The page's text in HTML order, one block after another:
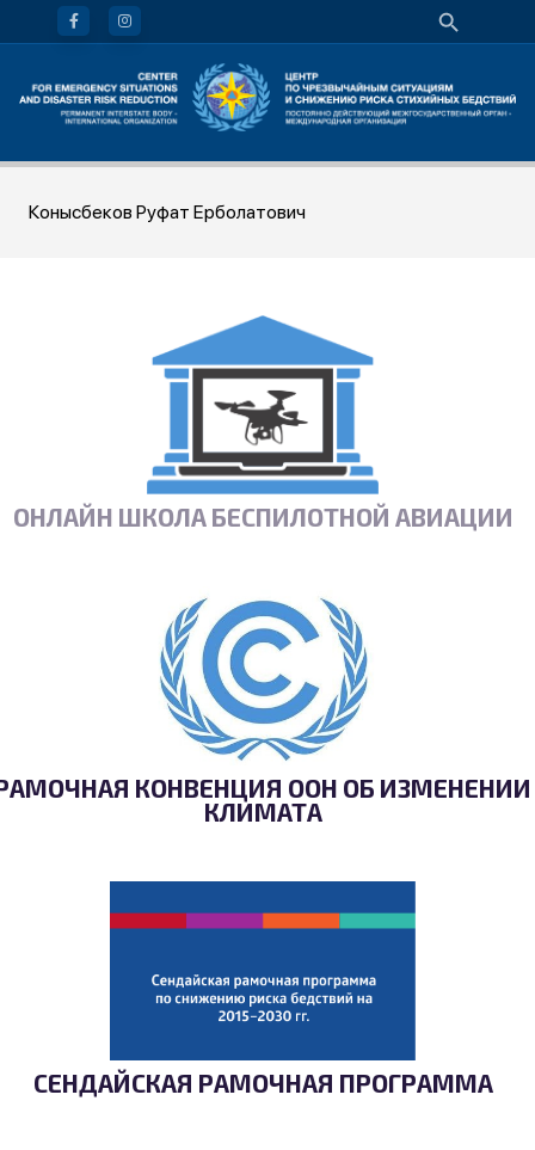
Конысбеков Руфат Ерболатович
ОНЛАЙН ШКОЛА БЕСПИЛОТНОЙ АВИАЦИИ
КОНВЕНЦИЯ ООН ОБ ИЗМЕНЕНИИ
КЛИМАТА
СЕНДАЙСКАЯ РАМОЧНАЯ ПРОГРАММА